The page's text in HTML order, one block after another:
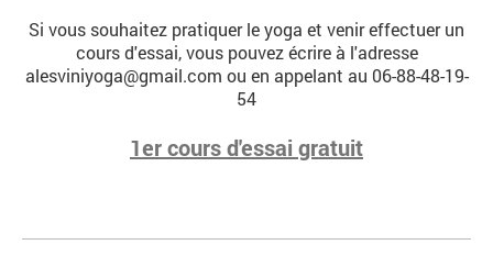
Si vous souhaitez pratiquer le yoga et venir effectuer un
cours d'essai, vous pouvez écrire à l'adresse
alesviniyoga@gmail.com ou en appelant au 06-88-48-19-
54
1er cours d'essai gratuit